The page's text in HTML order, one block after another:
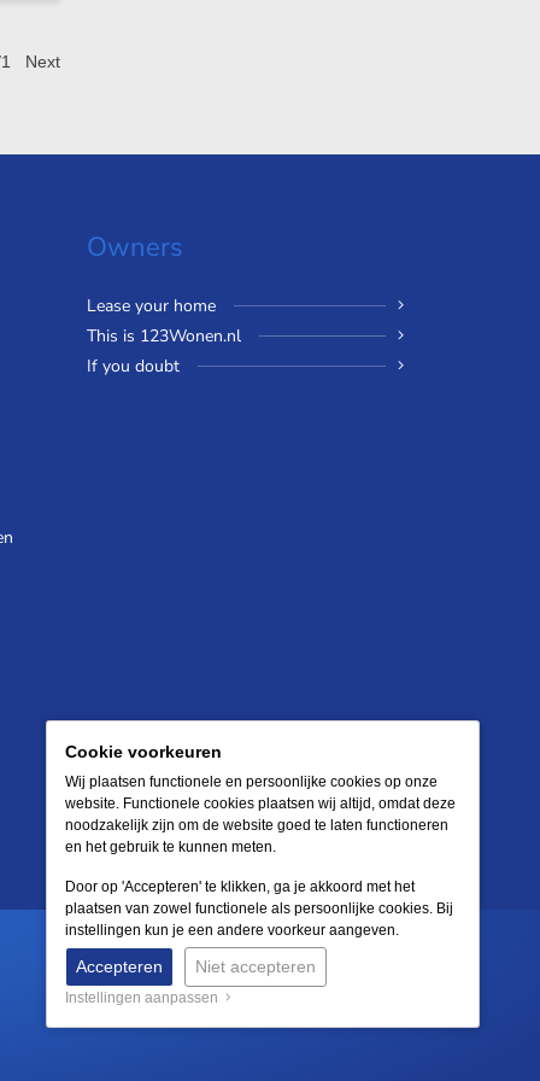
1 Next
Owners
Lease your home
This is 123Wonen.nl
If you doubt
Cookie voorkeuren
Wij plaatsen functionele en persoonlijke cookies op onze
website. Functionele cookies plaatsen wij altijd, omdat deze
noodzakelijk zijn om de website goed te laten functioneren
en het gebruik te kunnen meten.
Door op 'Accepteren' te klikken, ga je akkoord met het
plaatsen van zowel functionele als persoonlijke cookies. Bij
instellingen kun je een andere voorkeur aangeven.
Accepteren Niet accepteren
Instellingen aanpassen